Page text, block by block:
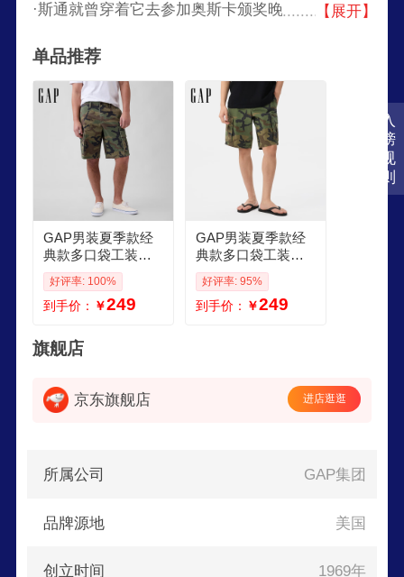
入
榜
规
则
·斯通就曾穿着它去参加奥斯卡颁奖晚会，GAP的
契合了美国普通大众对时尚、简洁、大方、休闲的
要求，2001年，在满分为5星的评估中，GAP被消
费者选为4星级优秀企业，可见其在消费者心目中
的地位。
【展开】
单品推荐
GAP男装夏季款经
典款多口袋工装中
腰短裤休闲裤美版7
03768 迷彩色 29 17
572A亚洲码29美码
好评率: 100%
到手价： ￥249
GAP男装夏季款经
典款多口袋工装中
腰短裤休闲裤美版7
03768 迷彩色 32 17
584A亚洲码33美码
好评率: 95%
到手价： ￥249
旗舰店
京东旗舰店 进店逛逛
所属公司 GAP集团
品牌源地 美国
创立时间 1969年